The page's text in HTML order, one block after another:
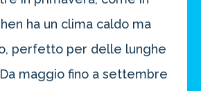
ha un clima caldo ma
perfetto per delle lunghe
maggio fino a settembre